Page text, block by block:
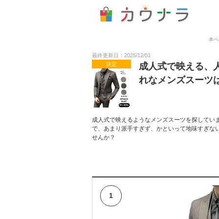
本
最終更新日：2025/12/01
決定
成人式で映える、
れなメンズスーツ
成人式で映えるようなメンズスーツを探して
で、あまり派手すぎず、かといって地味すぎ
せんか？
1